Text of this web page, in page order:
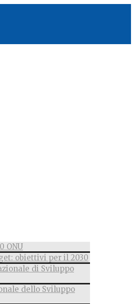
ONU
obiettivi per il 2030
di Sviluppo
dello Sviluppo